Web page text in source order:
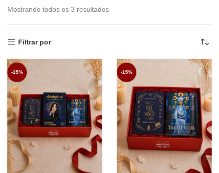
Mostrando todos os 3 resultados
Filtrar por
-15% -15%